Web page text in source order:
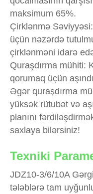
maksimum 65%.
Çirklənmə
üçün nəzərdə
çirklənməni idarə
Quraşdırma mühiti:
qorumaq üçün
Əgər quraşdırma
yüksək rütubət və
planını
saxlaya bilərsiniz!
Texniki
JDZ10-3/6/10A
tələblərə tam